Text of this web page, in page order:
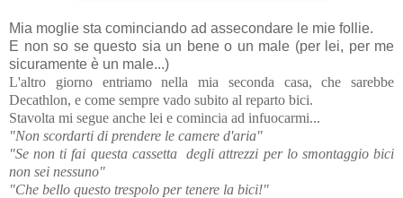
Mia moglie sta cominciando ad assecondare le mie follie.
E non so se questo sia un bene o un male (per lei, per me
sicuramente è un male...)
L'altro giorno entriamo nella mia seconda casa, che sarebbe
Decathlon, e come sempre vado subito al reparto bici.
Stavolta mi segue anche lei e comincia ad infuocarmi...
"Non scordarti di prendere le camere d'aria"
"Se non ti fai questa cassetta degli attrezzi per lo smontaggio bici
non sei nessuno"
"Che bello questo trespolo per tenere la bici!"